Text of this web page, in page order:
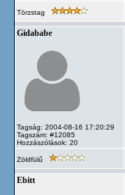
Törzstag
Gidababe
Tagság: 2004-08-16 17:20:29
Tagszám: #12085
Hozzászólások: 20
Zöldfülű
Ebitt